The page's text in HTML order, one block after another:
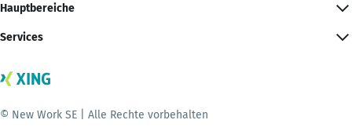
Hauptbereiche
Services
© New Work SE | Alle Rechte vorbehalten